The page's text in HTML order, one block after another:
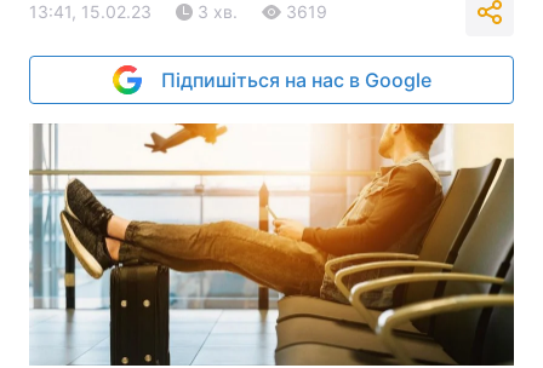
13:41, 15.02.23 3 хв. 3619
Підпишіться на нас в Google